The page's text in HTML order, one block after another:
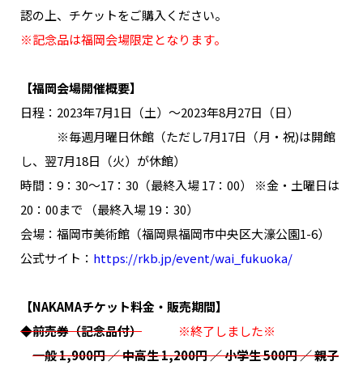
NAKAMA入会
メールマガジン登録/解除
認の上、チケットをご購入ください。
※記念品は福岡会場限定となります。
【福岡会場開催概要】
日程：2023年7月1日（土）～2023年8月27日（日）
※毎週月曜日休館（ただし7月17日（月・祝)は開館
し、翌7月18日（火）が休館）
時間：9：30～17：30（最終入場 17：00） ※金・土曜日は
20：00まで （最終入場 19：30）
会場：福岡市美術館（福岡県福岡市中央区大濠公園1-6）
公式サイト： https://rkb.jp/event/wai_fukuoka/
【NAKAMAチケット料金・販売期間】
◆前売券（記念品付）
※終了しました※
一般 1,900円 ／ 中高生 1,200円 ／ 小学生 500円 ／ 親子